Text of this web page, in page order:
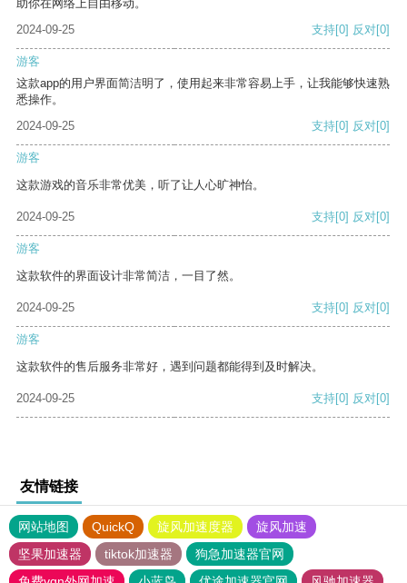
助你在网络上自由移动。
2024-09-25
支持[0] 反对[0]
游客
这款app的用户界面简洁明了，使用起来非常容易上手，让我能够快速熟
悉操作。
2024-09-25
支持[0] 反对[0]
游客
这款游戏的音乐非常优美，听了让人心旷神怡。
2024-09-25 支持[0] 反对[0]
游客
这款软件的界面设计非常简洁，一目了然。
2024-09-25 支持[0] 反对[0]
游客
这款软件的售后服务非常好，遇到问题都能得到及时解决。
2024-09-25 支持[0] 反对[0]
友情链接
网站地图 QuickQ 旋风加速度器
旋风加速
坚果加速器
tiktok加速器
狗急加速器官网